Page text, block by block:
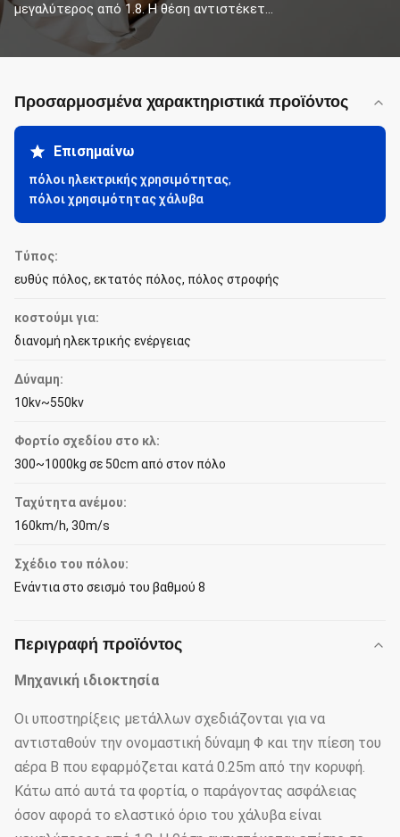
μεγαλύτερος από 1.8. Η θέση αντιστέκετ...
Προσαρμοσμένα χαρακτηριστικά προϊόντος
Επισημαίνω
πόλοι ηλεκτρικής χρησιμότητας,
πόλοι χρησιμότητας χάλυβα
Τύπος:
ευθύς πόλος, εκτατός πόλος, πόλος στροφής
κοστούμι για:
διανομή ηλεκτρικής ενέργειας
Δύναμη:
10kv~550kv
Φορτίο σχεδίου στο κλ:
300~1000kg σε 50cm από στον πόλο
Ταχύτητα ανέμου:
160km/h, 30m/s
Σχέδιο του πόλου:
Ενάντια στο σεισμό του βαθμού 8
Περιγραφή προϊόντος
Μηχανική ιδιοκτησία
Οι υποστηρίξεις μετάλλων σχεδιάζονται για να
αντισταθούν την ονομαστική δύναμη Φ και την πίεση του
αέρα Β που εφαρμόζεται κατά 0.25m από την κορυφή.
Κάτω από αυτά τα φορτία, ο παράγοντας ασφάλειας
όσον αφορά το ελαστικό όριο του χάλυβα είναι